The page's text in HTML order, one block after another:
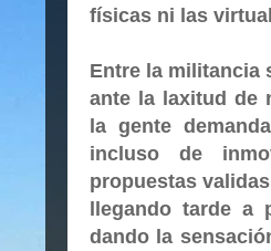
físicas ni las
Entre la militancia
ante la laxitud de
la gente
incluso de
propuestas
llegando tarde
dando la